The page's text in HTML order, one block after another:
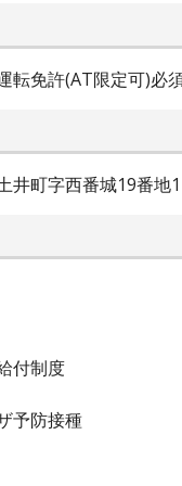
転免許(AT限定可)必
井町字西番城19番地1
付制度
予防接種